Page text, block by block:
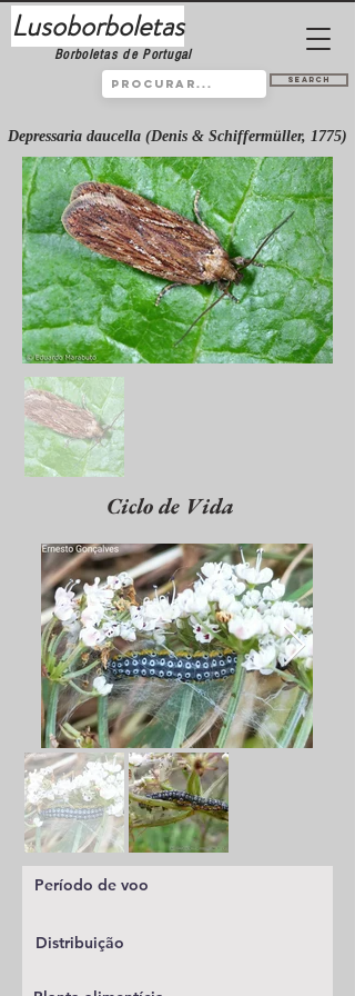
Lusoborboletas
Borboletas de Portugal
Search
Depressaria daucella (Denis & Schiffermüller, 1775)
Ciclo de Vida
Período de voo
Distribuição